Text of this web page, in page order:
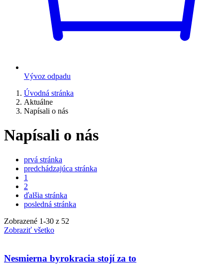
Vývoz odpadu
Úvodná stránka
Aktuálne
Napísali o nás
Napísali o nás
prvá stránka
predchádzajúca stránka
1
2
ďalšia stránka
posledná stránka
Zobrazené 1-30 z 52
Zobraziť všetko
Nesmierna byrokracia stojí za to